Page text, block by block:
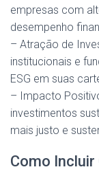
empresas com
desempenho
– Atração de
institucionais e
ESG em suas
– Impacto
investimentos
mais justo e
Como Incluir